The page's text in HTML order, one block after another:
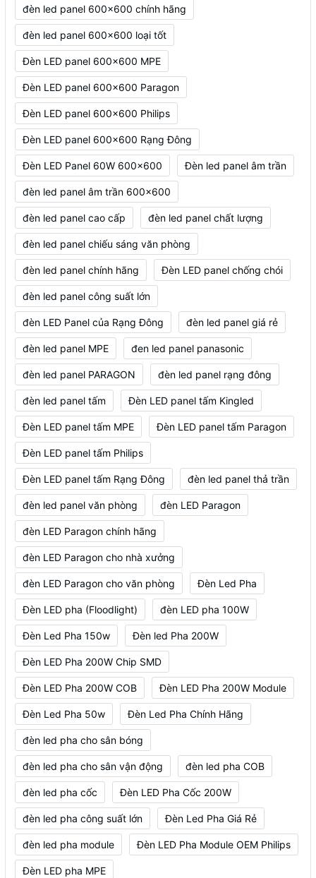
đèn led panel 600x600 chính hãng
đèn led panel 600x600 loại tốt
Đèn LED panel 600x600 MPE
Đèn LED panel 600x600 Paragon
Đèn LED panel 600x600 Philips
Đèn LED panel 600x600 Rạng Đông
Đèn LED Panel 60W 600x600 Đèn led panel âm trần
đèn led panel âm trần 600x600
đèn led panel cao cấp đèn led panel chất lượng
đèn led panel chiếu sáng văn phòng
đèn led panel chính hãng Đèn LED panel chống chói
đèn led panel công suất lớn
đèn LED Panel của Rạng Đông đèn led panel giá rẻ
đèn led panel MPE đen led panel panasonic
đèn led panel PARAGON đèn led panel rạng đông
đèn led panel tấm Đèn LED panel tấm Kingled
Đèn LED panel tấm MPE Đèn LED panel tấm Paragon
Đèn LED panel tấm Philips
Đèn LED panel tấm Rạng Đông đèn led panel thả trần
đèn led panel văn phòng đèn LED Paragon
đèn LED Paragon chính hãng
đèn LED Paragon cho nhà xưởng
đèn LED Paragon cho văn phòng Đèn Led Pha
Đèn LED pha (Floodlight) đèn LED pha 100W
Đèn Led Pha 150w Đèn led Pha 200W
Đèn LED Pha 200W Chip SMD
Đèn LED Pha 200W COB Đèn LED Pha 200W Module
Đèn Led Pha 50w Đèn Led Pha Chính Hãng
đèn led pha cho sân bóng
đèn led pha cho sân vận động đèn led pha COB
đèn led pha cốc Đèn LED Pha Cốc 200W
đèn led pha công suất lớn Đèn Led Pha Giá Rẻ
đèn led pha module Đèn LED Pha Module OEM Philips
Đèn LED pha MPE